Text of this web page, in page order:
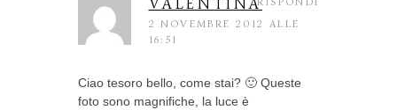
2 NOVEMBRE 2012 ALLE
16:51
Ciao tesoro bello, come stai? 🙂 Queste
foto sono magnifiche, la luce è